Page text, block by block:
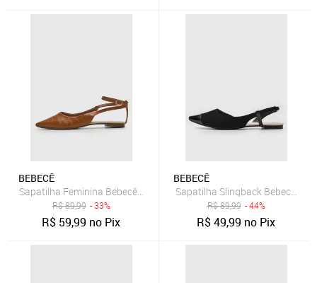
BEBECÊ
Sapatilha Feminina Bebecê Slingback Efeito Croco Caramelo
R$89,99 - 33%
R$ 59,99 no Pix
BEBECÊ
Sapatilha Slingback Bebecê
R$89,99 - 44%
R$49,99 no Pix